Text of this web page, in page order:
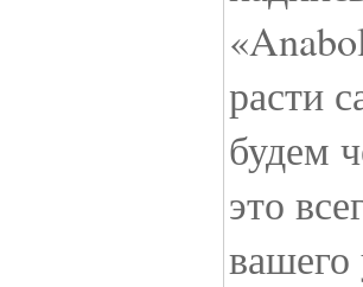
расти
будем
это
вашего